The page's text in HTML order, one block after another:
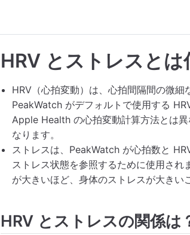
HRV とストレスとは
HRV（心拍変動）は、心拍間隔間の微細
PeakWatch がデフォルトで使用する
Apple Health の心拍変動計算方法とは
なります。
ストレスは、PeakWatch が心拍数と
ストレス状態を参照するために使用され
が大きいほど、身体のストレスが大きい
HRV とストレスの関係は